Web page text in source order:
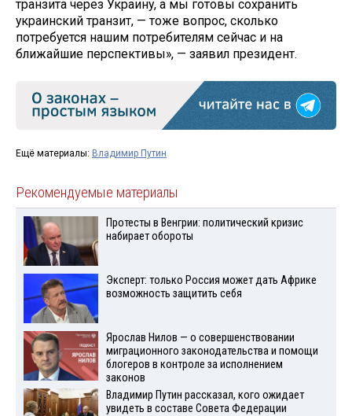
транзита через Украину, а мы готовы сохранить
украинский транзит, — тоже вопрос, сколько
потребуется нашим потребителям сейчас и на
ближайшие перспективы», — заявил президент.
Ещё материалы: Владимир Путин
Рекомендуемые материалы
Протесты в Венгрии: политический кризис
набирает обороты
Эксперт: только Россия может дать Африке
возможность защитить себя
Ярослав Нилов — о совершенствовании
миграционного законодательства и помощи
блогеров в контроле за исполнением
законов
Владимир Путин рассказал, кого ожидает
увидеть в составе Совета Федерации